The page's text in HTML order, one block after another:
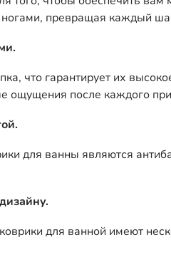
превращая каждый
что гарантирует их
ощущения после каждого
для ванны являются
для ванной имеют